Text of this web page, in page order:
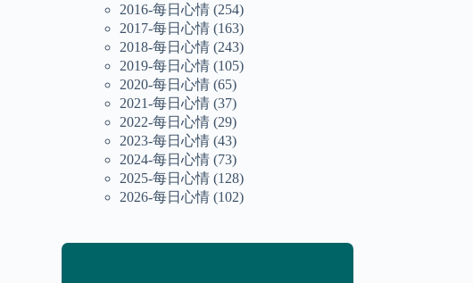
2016-每日心情 (254)
2017-每日心情 (163)
2018-每日心情 (243)
2019-每日心情 (105)
2020-每日心情 (65)
2021-每日心情 (37)
2022-每日心情 (29)
2023-每日心情 (43)
2024-每日心情 (73)
2025-每日心情 (128)
2026-每日心情 (102)